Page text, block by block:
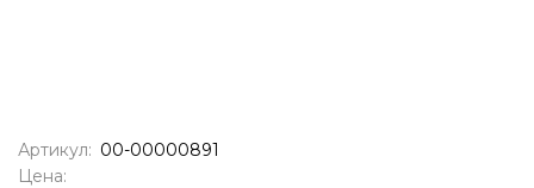
Артикул: 00-00000891
Цена: